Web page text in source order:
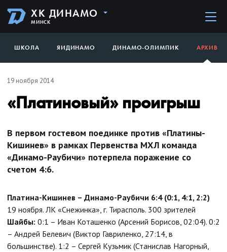
ХК ДИНАМО
МИНСК
ШКОЛА ЯИДИНАМО ДИНАМО-ОЛИМПИК АРХИВ
19 ноября 2014
«Платиновый» проигрыш
В первом гостевом поединке против «Платины-
Кишинев» в рамках Первенства МХЛ команда
«Динамо-Раубичи» потерпела поражение со
счетом 4:6.
Платина-Кишинев – Динамо-Раубичи 6:4 (0:1, 4:1, 2:2)
19 ноября. ЛК «Снежинка», г. Тирасполь. 300 зрителей
Шайбы: 0:1 – Иван Коташенко (Арсений Борисов, 02:04). 0:2
– Андрей Белевич (Виктор Гавриленко, 27:14, в
большинстве). 1:2 – Сергей Кузьмик (Станислав Нагорный,